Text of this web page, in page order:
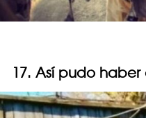
17. Así pudo